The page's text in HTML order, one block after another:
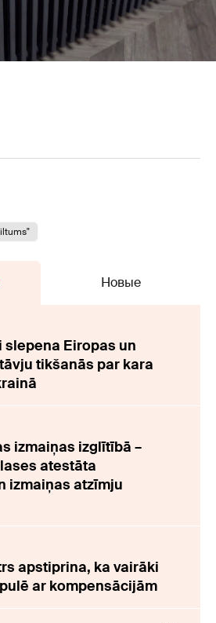
Новые
slepena Eiropas un
tikšanās par kara
izmaiņas izglītībā –
atestāta
izmaiņas atzīmju
apstiprina, ka vairāki
ar kompensācijām